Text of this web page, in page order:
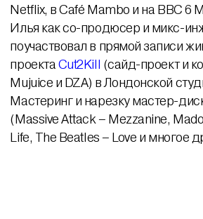
Netflix, в Café Mambo и на BBC 6
Илья как со-продюсер и микс-
поучаствовал в прямой записи
проектаCut2Kill (сайд-проект и
Mujuice и DZA) в Лондонской
Мастеринг и нарезку мастер-
(Massive Attack – Mezzanine,
Life, The Beatles – Love и многое